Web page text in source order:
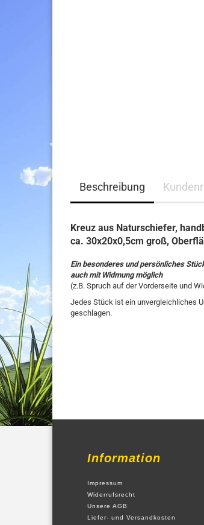
Beschreibung
Kreuz aus Naturschiefer,
ca. 30x20x0,5cm groß,
Ein besonderes und persönliches
auch mit Widmung möglich
(z.B. Spruch auf der Vorderseite und
Jedes Stück ist ein unvergleichliches
geschlagen.
Information
Impressum
Widerrufsrecht
Unsere AGB
Liefer- und Versandkosten